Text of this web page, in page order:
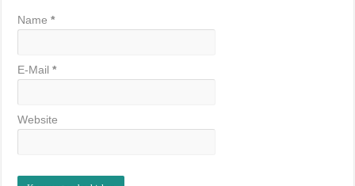
Name*
E-Mail*
Website